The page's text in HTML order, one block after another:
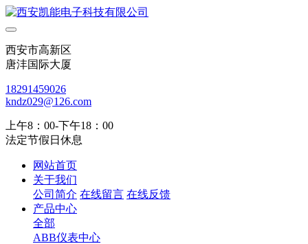
西安市高新区
唐沣国际大厦
18291459026
kndz029@126.com
上午8：00-下午18：00
法定节假日休息
网站首页
关于我们
公司简介 在线留言 在线反馈
产品中心
全部
ABB仪表中心